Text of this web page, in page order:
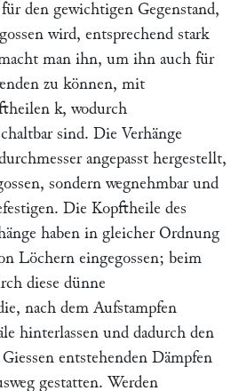
den gewichtigen Gegenstand,
wird, entsprechend stark
man ihn, um ihn auch für
zu können, mit
k, wodurch
sind. Die Verhänge
angepasst hergestellt,
sondern wegnehmbar und
Die Kopftheile des
haben in gleicher Ordnung
Löchern eingegossen; beim
diese dünne
nach dem Aufstampfen
hinterlassen und dadurch den
entstehenden Dämpfen
gestatten. Werden